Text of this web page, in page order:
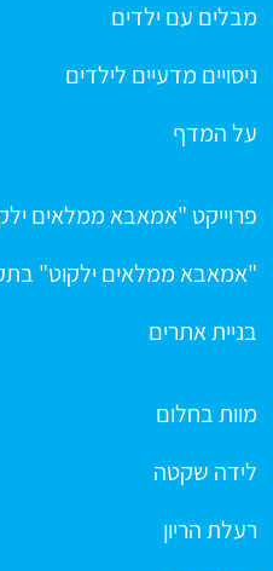
מבלים עם ילדים
ניסויים מדעיים לילדים
על המדף
פרוייקט "אמאבא ממלאים
"אמאבא ממלאים ילקוט"
בניית אתרים
מוות בחלום
לידה שקטה
רעלת הריון